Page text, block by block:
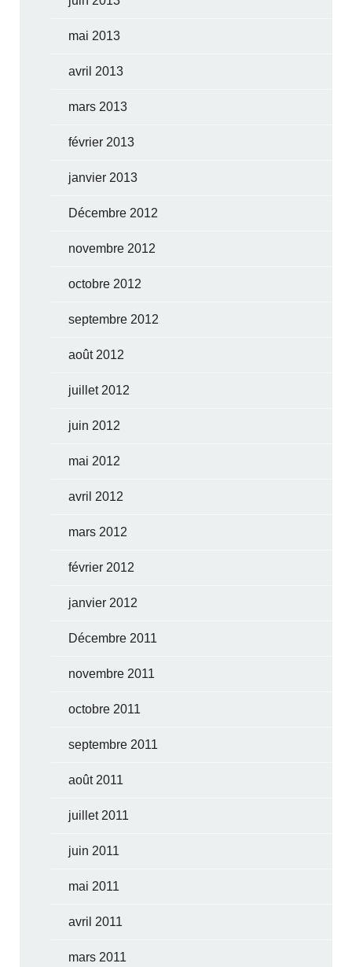
mai 2013
avril 2013
mars 2013
février 2013
janvier 2013
Décembre 2012
novembre 2012
octobre 2012
septembre 2012
août 2012
juillet 2012
juin 2012
mai 2012
avril 2012
mars 2012
février 2012
janvier 2012
Décembre 2011
novembre 2011
octobre 2011
septembre 2011
août 2011
juillet 2011
juin 2011
mai 2011
avril 2011
mars 2011